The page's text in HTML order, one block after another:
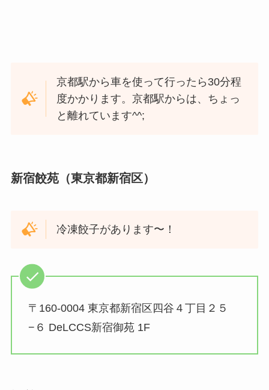
京都駅から車を使って行ったら30分程
度かかります。京都駅からは、ちょっ
と離れています^^;
新宿餃苑（東京都新宿区）
冷凍餃子があります〜！
〒160-0004 東京都新宿区四谷４丁目２５
−６ DeLCCS新宿御苑 1F